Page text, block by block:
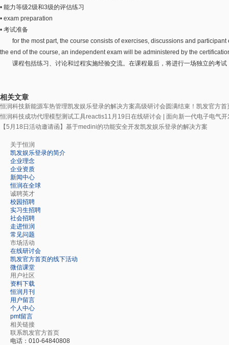
• 能力等级2级和3级的评估练习
• exam preparation
• 考试准备
for the most part, the course consists of exercises, discussions and
the end of the course, an independent exam will be administered by the
课程包括练习、讨论和过程实施经验交流。在课程最后，将进行一场独立的考试
相关文章
恒润科技新能源车热管理凯发娱乐登录的解决方案高级研讨会圆满结束！ 凯发官方
恒润科技成功代理模型测试工具reactis11月19日在线研讨会 | 面向新一代电子电气
【5月18日活动邀请函】基于medini的功能安全开发凯发娱乐登录的解决方案
关于恒润
凯发娱乐登录的简介
企业理念
企业资质
新闻中心
恒润在全球
诚聘英才
校园招聘
实习生招聘
社会招聘
走进恒润
常见问题
市场活动
在线研讨会
凯发官方首页的线下活动
微信课堂
用户社区
资料下载
恒润月刊
用户留言
个人中心
pmt留言
相关链接
联系凯发官方首页
电话：010-64840808